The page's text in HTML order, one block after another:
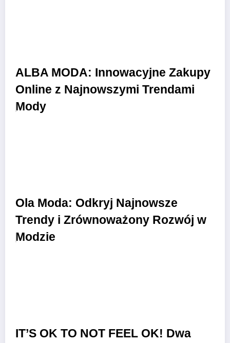
ALBA MODA: Innowacyjne Zakupy
Online z Najnowszymi Trendami
Mody
Ola Moda: Odkryj Najnowsze
Trendy i Zrównoważony Rozwój w
Modzie
IT’S OK TO NOT FEEL OK! Dwa